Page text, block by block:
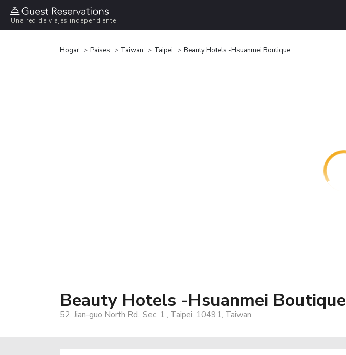
Una red de viajes independiente
Hogar Países Taiwan Taipei Beauty Hotels -Hsuanmei Boutique
Beauty Hotels -Hsuanmei Boutique
52, Jian-guo North Rd., Sec. 1 , Taipei, 10491, Taiwan